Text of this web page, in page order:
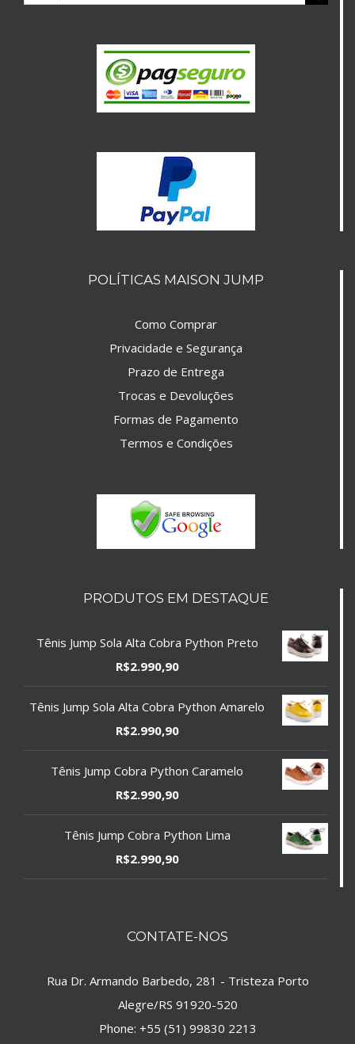
POLÍTICAS MAISON JUMP
Como Comprar
Privacidade e Segurança
Prazo de Entrega
Trocas e Devoluções
Formas de Pagamento
Termos e Condições
PRODUTOS EM DESTAQUE
Tênis Jump Sola Alta Cobra Python Preto
R$2.990,90
Tênis Jump Sola Alta Cobra Python Amarelo
R$2.990,90
Tênis Jump Cobra Python Caramelo
R$2.990,90
Tênis Jump Cobra Python Lima
R$2.990,90
CONTATE-NOS
Rua Dr. Armando Barbedo, 281 - Tristeza Porto
Alegre/RS 91920-520
Phone: +55 (51) 99830 2213